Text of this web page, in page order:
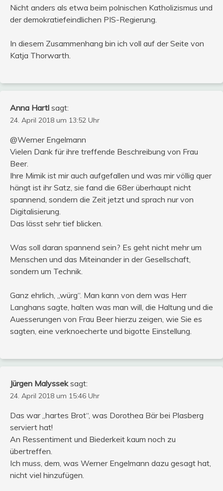
Nicht anders als etwa beim polnischen Katholizismus und
der demokratiefeindlichen PIS-Regierung.
In diesem Zusammenhang bin ich voll auf der Seite von
Katja Thorwarth.
Anna Hartl sagt:
24. April 2018 um 13:52 Uhr
@Werner Engelmann
Vielen Dank für ihre treffende Beschreibung von Frau
Beer.
Ihre Mimik ist mir auch aufgefallen und was mir völlig quer
hängt ist ihr Satz, sie fand die 68er überhaupt nicht
spannend, sondern die Zeit jetzt und sprach nur von
Digitalisierung.
Das lässt sehr tief blicken.
Was soll daran spannend sein? Es geht nicht mehr um
Menschen und das Miteinander in der Gesellschaft,
sondern um Technik.
Ganz ehrlich, „würg“. Man kann von dem was Herr
Langhans sagte, halten was man will, die Haltung und die
Auesserungen von Frau Beer hierzu zeigen, wie Sie es
sagten, eine verknoecherte und bigotte Einstellung.
Jürgen Malyssek sagt:
24. April 2018 um 15:46 Uhr
Das war „hartes Brot“, was Dorothea Bär bei Plasberg
serviert hat!
An Ressentiment und Biederkeit kaum noch zu
übertreffen.
Ich muss, dem, was Werner Engelmann dazu gesagt hat,
nicht viel hinzufügen.